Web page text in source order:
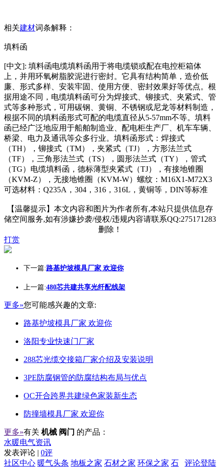
相关建材词条解释：
填料函
[中文]: 填料函电缆填料函用于将电缆锁或配在电控柜箱体
上，并用环氧树脂胶泥进行密封。它具有结构简单，造价低
廉、形式多样、安装牢固、使用方便、密封效果好等优点。根
据用途不同，电缆填料函可分为焊接式、铆接式、夹紧式、管
式等多种形式，可用碳钢、黄铜、不锈钢或尼龙等材料制造，
根据不同的填料函形式可配的电缆直径从5-57mm不等。填料
函已经广泛地应用于船舶制造业、配电柜生产厂、机车车辆、
桥梁、电力及通讯等众多行业。填料函形式：焊接式
（TH），铆接式（TM），夹紧式（TJ），方形法兰式
（TF），三角形法兰式（TS），圆形法兰式（TY），管式
（TG）电缆填料函，德标薄型夹紧式（TJ），有接地锥圈
（KVM-Z），无接地锥圈（KVM-W）螺纹：M16X1-M72X3
可选材料：Q235A，304，316，316L，黄铜等，DIN等标准
【温馨提示】本文内容和图片为作者所有,本站只提供信息存
储空间服务,如有涉嫌抄袭/侵权/违规内容请联系QQ:275171283
删除！
打赏
下一篇:路基护坡模具厂家 欢迎你
上一篇:480芯共建共享光纤配线架
更多»您可能感兴趣的文章:
路基护坡模具厂家 欢迎你
洛阳专业快速门厂家
288芯光缆交接箱厂家介绍及安装说明
3PE防腐钢管的防腐结构布局与优点
OC开合跨界共建绿色家装新生态
防撞墙模具厂家 欢迎你
更多»有关 机械 阀门 的产品：
水暖电气资讯
发表评论 | 0评
评论登陆
社区中心 暖气头条 地板之家 石材之家 环保之家 石